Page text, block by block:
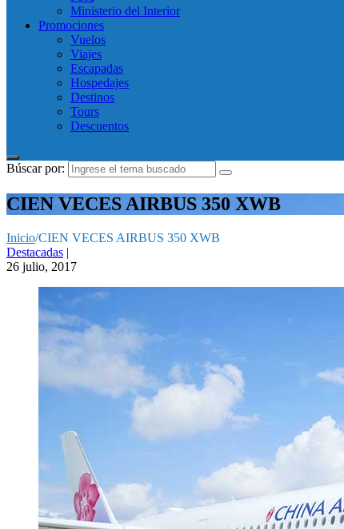
Ministerio del Interior
Promociones
Vuelos
Viajes
Escapadas
Hospedajes
Destinos
Tours
Descuentos
Búscar por:
CIEN VECES AIRBUS 350 XWB
Inicio/CIEN VECES AIRBUS 350 XWB
Destacadas |
26 julio, 2017